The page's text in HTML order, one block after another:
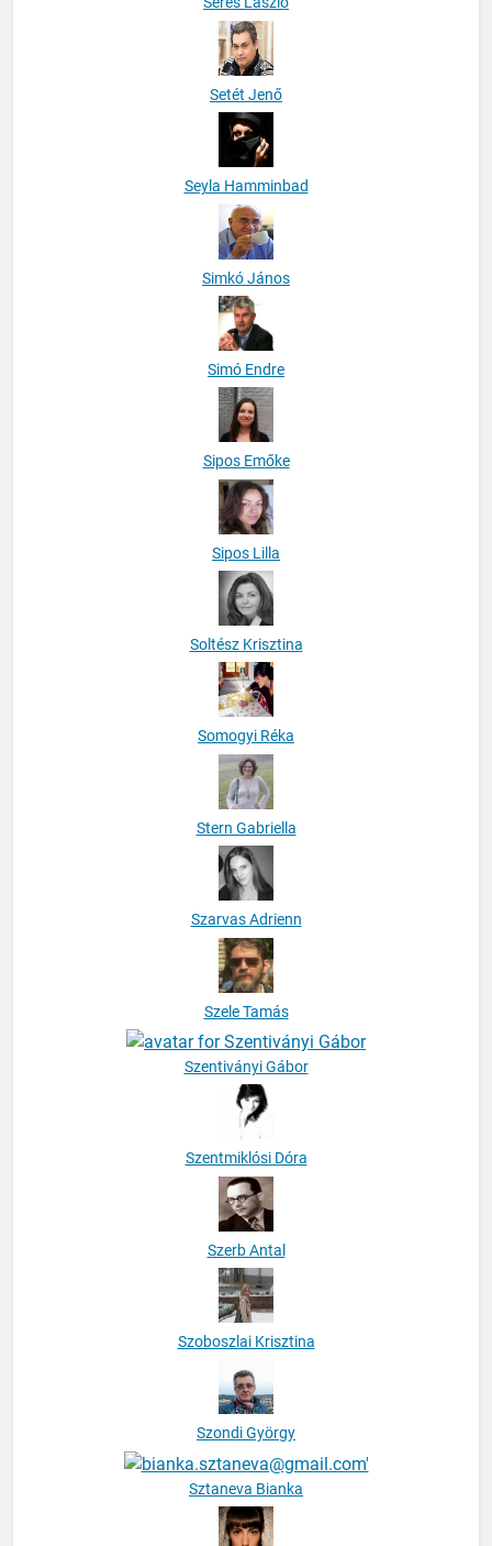
Setét Jenő
Seyla Hamminbad
Simkó János
Simó Endre
Sipos Emőke
Sipos Lilla
Soltész Krisztina
Somogyi Réka
Stern Gabriella
Szarvas Adrienn
Szele Tamás
Szentiványi Gábor
Szentmiklósi Dóra
Szerb Antal
Szoboszlai Krisztina
Szondi György
Sztaneva Bianka